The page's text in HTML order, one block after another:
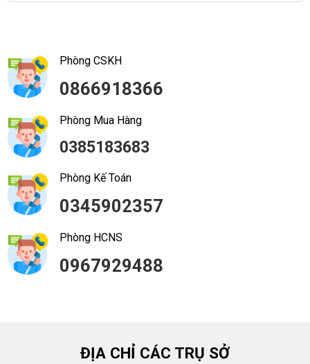
Phòng CSKH
0866918366
Phòng Mua Hàng
0385183683
Phòng Kế Toán
0345902357
Phòng HCNS
0967929488
ĐỊA CHỈ CÁC TRỤ SỞ